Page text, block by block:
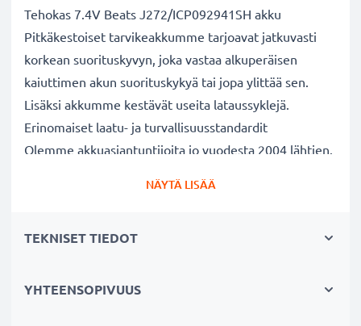
Tehokas 7.4V Beats J272/ICP092941SH akku
Pitkäkestoiset tarvikeakkumme tarjoavat jatkuvasti
korkean suorituskyvyn, joka vastaa alkuperäisen
kaiuttimen akun suorituskykyä tai jopa ylittää sen.
Lisäksi akkumme kestävät useita lataussyklejä.
Erinomaiset laatu- ja turvallisuusstandardit
Olemme akkuasiantuntijoita jo vuodesta 2004 lähtien.
Kestävä valinta
Fiksumpi, edullisempi ja ympäristöystävällisempi
NÄYTÄ LISÄÄ
TEKNISET TIEDOT
YHTEENSOPIVUUS